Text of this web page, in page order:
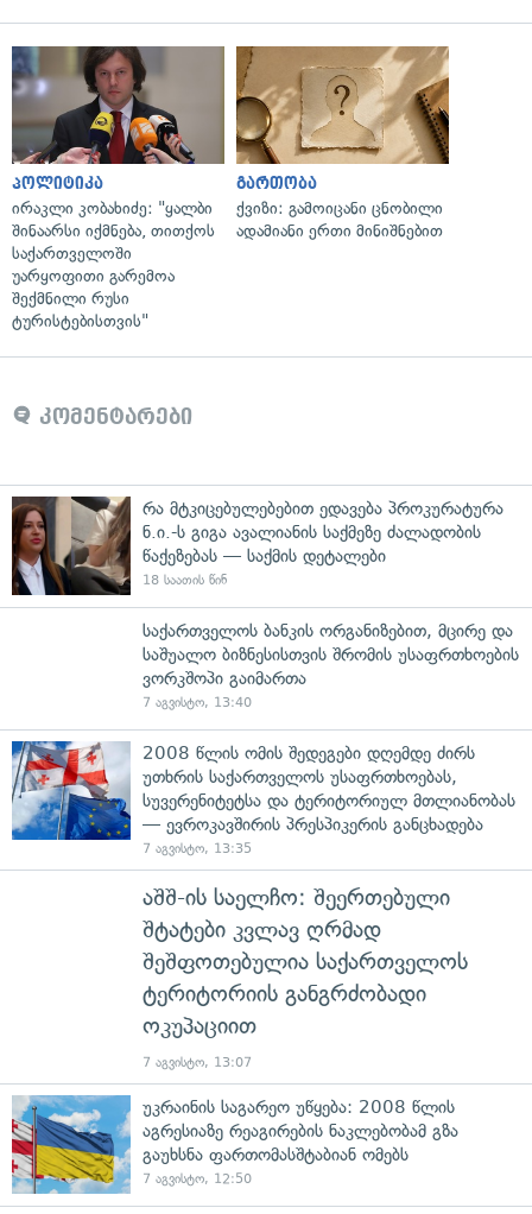
პოლიტიკა
ირაკლი კობახიძე: "ყალბი
შინაარსი იქმნება, თითქოს
საქართველოში
უარყოფითი გარემოა
შექმნილი რუსი
ტურისტებისთვის"
გართობა
ქვიზი: გამოიცანი ცნობილი
ადამიანი ერთი მინიშნებით
კომენტარები
რა მტკიცებულებებით ედავება პროკურატურა
ნ.ი.-ს გიგა ავალიანის საქმეზე ძალადობის
წაქეზებას — საქმის დეტალები
18 საათის წინ
საქართველოს ბანკის ორგანიზებით, მცირე და
საშუალო ბიზნესისთვის შრომის უსაფრთხოების
ვორკშოპი გაიმართა
7 აგვისტო, 13:40
2008 წლის ომის შედეგები დღემდე ძირს
უთხრის საქართველოს უსაფრთხოებას,
სუვერენიტეტსა და ტერიტორიულ მთლიანობას
— ევროკავშირის პრესპიკერის განცხადება
7 აგვისტო, 13:35
აშშ-ის საელჩო: შეერთებული
შტატები კვლავ ღრმად
შეშფოთებულია საქართველოს
ტერიტორიის განგრძობადი
ოკუპაციით
7 აგვისტო, 13:07
უკრაინის საგარეო უწყება: 2008 წლის
აგრესიაზე რეაგირების ნაკლებობამ გზა
გაუხსნა ფართომასშტაბიან ომებს
7 აგვისტო, 12:50